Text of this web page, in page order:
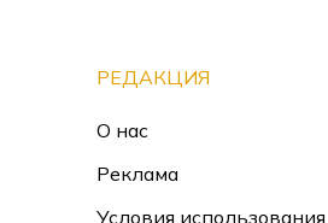
РЕДАКЦИЯ
О нас
Реклама
Условия использования